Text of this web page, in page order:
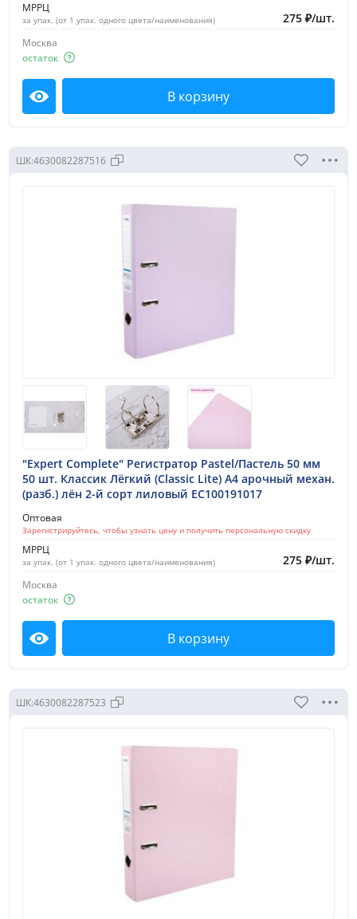
МРРЦ
за упак. (от 1 упак. одного цвета/наименования) 275 ₽/шт.
Москва
остаток
Посмотреть В корзину
ШК:4630082287516
"Expert Complete" Регистратор Pastel/Пастель 50 мм
50 шт. Классик Лёгкий (Classic Lite) A4 арочный механ.
(разб.) лён 2-й сорт лиловый EC100191017
Оптовая
Зарегистрируйтесь, чтобы узнать цену и получить персональную скидку
МРРЦ
за упак. (от 1 упак. одного цвета/наименования) 275 ₽/шт.
Москва
остаток
Посмотреть В корзину
ШК:4630082287523